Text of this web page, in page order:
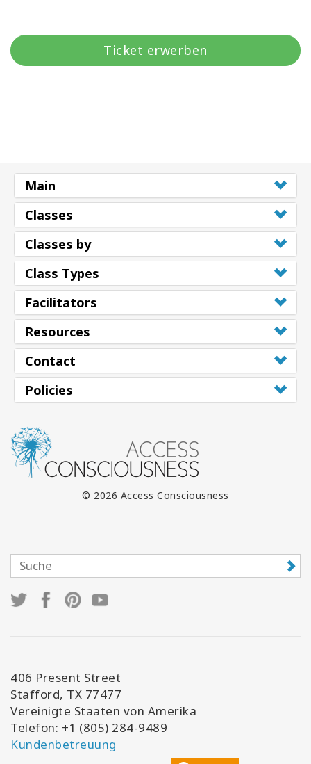
Ticket erwerben
Main
Classes
Classes by
Class Types
Facilitators
Resources
Contact
Policies
© 2026 Access Consciousness
406 Present Street
Stafford, TX 77477
Vereinigte Staaten von Amerika
Telefon: +1 (805) 284-9489
Kundenbetreuung